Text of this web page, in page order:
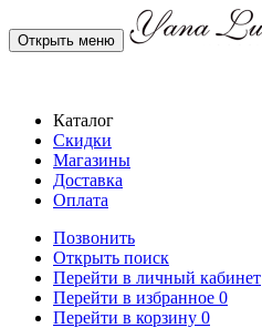
Открыть меню
Каталог
Скидки
Магазины
Доставка
Оплата
Позвонить
Открыть поиск
Перейти в личный кабинет
Перейти в избранное 0
Перейти в корзину 0